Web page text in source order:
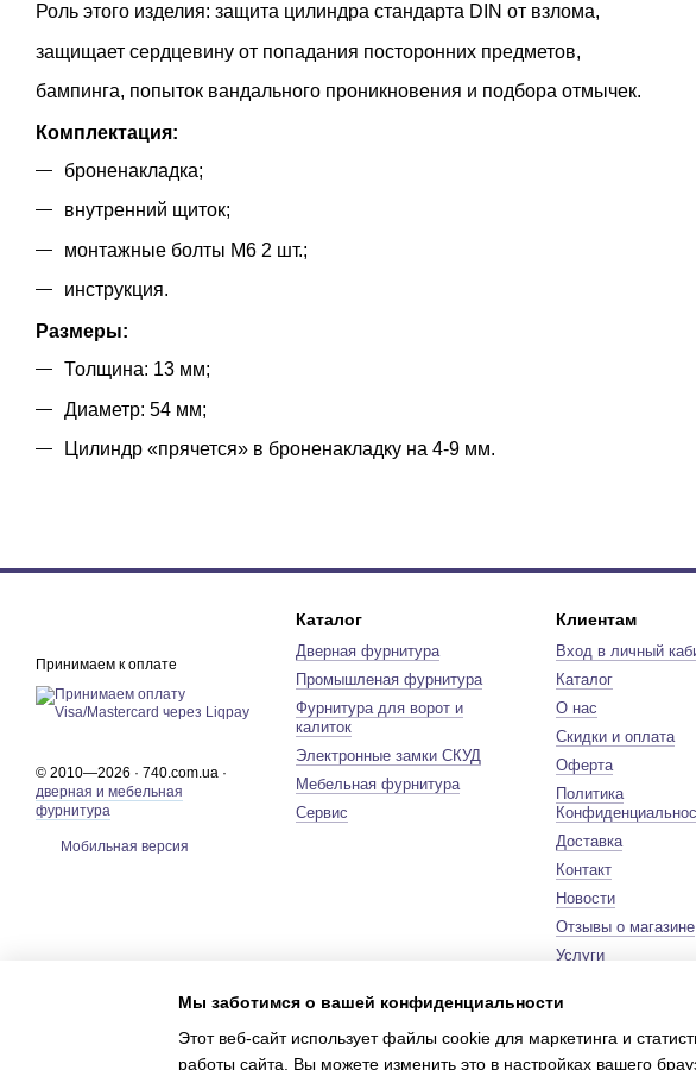
Роль этого изделия: защита цилиндра стандарта DIN от взлома,
защищает сердцевину от попадания посторонних предметов,
бампинга, попыток вандального проникновения и подбора отмычек.
Комплектация:
броненакладка;
внутренний щиток;
монтажные болты М6 2 шт.;
инструкция.
Размеры:
Толщина: 13 мм;
Диаметр: 54 мм;
Цилиндр «прячется» в броненакладку на 4-9 мм.
Принимаем к оплате
© 2010—2026 · 740.com.ua ·
дверная и мебельная
фурнитура
Мобильная версия
Каталог
Дверная фурнитура
Промышленая фурнитура
Фурнитура для ворот и
калиток
Электронные замки СКУД
Мебельная фурнитура
Сервис
Клиентам
Вход в личный
Каталог
О нас
Скидки и оплата
Оферта
Политика
Доставка
Контакт
Новости
Отзывы о магазине
Услуги
Карта сайта
Сертификаты
Мы заботимся о вашей конфиденциальности
Этот веб-сайт использует файлы cookie для маркетинга и
работы сайта. Вы можете изменить это в настройках вашего